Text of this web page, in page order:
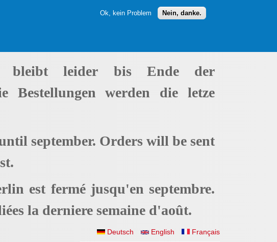
Ok, kein Problem Nein, danke.
bleibt leider bis Ende der
Bestellungen werden die letze
september. Orders will be sent
est fermé jusqu'en septembre.
la derniere semaine d'août.
Deutsch English Français